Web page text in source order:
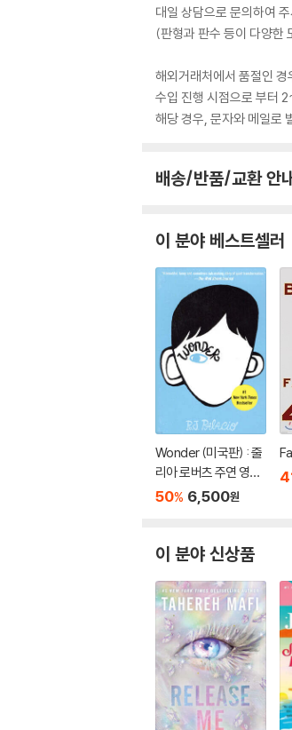
대일 상담으로 문의하여
(판형과 판수 등이 다양한
해외거래처에서 품절인
수입 진행 시점으로 부터
해당 경우, 문자와 메일로
배송/반품/교환 안
이 분야 베스트셀러
Wonder (미국판) : 줄
리아 로버츠 주연 영화
'원더' 원작 소설
50% 6,500원
이 분야 신상품